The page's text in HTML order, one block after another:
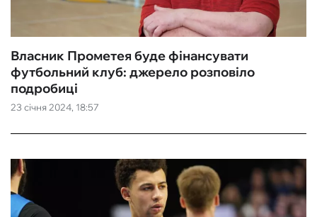
23 січня 2024, 18:57
Власник Прометея буде фінансувати
футбольний клуб: джерело розповіло
подробиці